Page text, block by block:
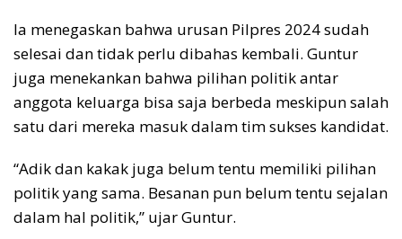
Ia menegaskan bahwa urusan Pilpres 2024 sudah
selesai dan tidak perlu dibahas kembali. Guntur
juga menekankan bahwa pilihan politik antar
anggota keluarga bisa saja berbeda meskipun salah
satu dari mereka masuk dalam tim sukses kandidat.
“Adik dan kakak juga belum tentu memiliki pilihan
politik yang sama. Besanan pun belum tentu sejalan
dalam hal politik,” ujar Guntur.